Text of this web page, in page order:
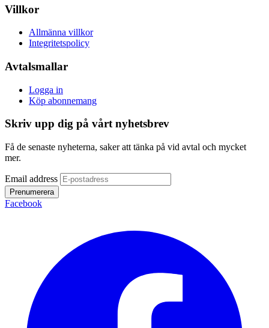
Villkor
Allmänna villkor
Integritetspolicy
Avtalsmallar
Logga in
Köp abonnemang
Skriv upp dig på vårt nyhetsbrev
Få de senaste nyheterna, saker att tänka på vid avtal och mycket
mer.
Email address
Prenumerera
Facebook